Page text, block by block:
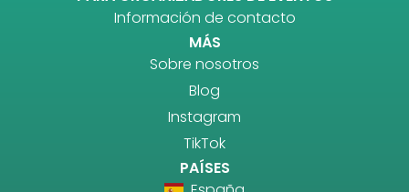
Información de contacto
MÁS
Sobre nosotros
Blog
Instagram
TikTok
PAÍSES